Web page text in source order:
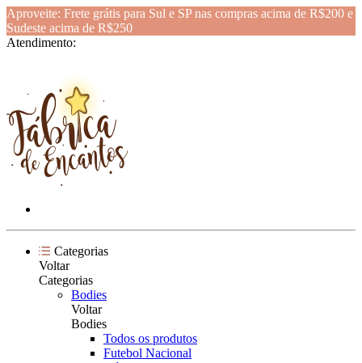
Aproveite: Frete grátis para Sul e SP nas compras acima de R$200 e
Sudeste acima de R$250
Atendimento:
Categorias
Voltar
Categorias
Bodies
Voltar
Bodies
Todos os produtos
Futebol Nacional